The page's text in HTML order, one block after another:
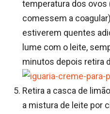
temperatura dos ovos
comessem a
estiverem quentes
lume com o leite,
minutos depois retira
Retira a casca de
a mistura de leite por